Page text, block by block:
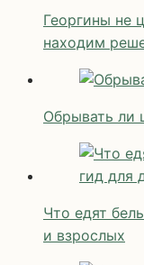
Георгины не
находим
Обрывать ли
Что едят
и взрослых